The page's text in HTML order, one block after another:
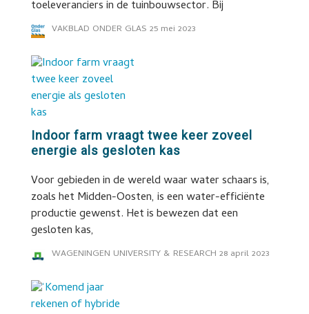
toeleveranciers in de tuinbouwsector. Bij
VAKBLAD ONDER GLAS 25 mei 2023
Indoor farm vraagt twee keer zoveel
energie als gesloten kas
Voor gebieden in de wereld waar water schaars is,
zoals het Midden-Oosten, is een water-efficiënte
productie gewenst. Het is bewezen dat een
gesloten kas,
WAGENINGEN UNIVERSITY & RESEARCH 28 april 2023